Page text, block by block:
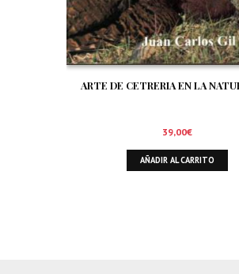
ARTE DE CETRERIA EN LA
39,00€
AÑADIR AL CARRITO